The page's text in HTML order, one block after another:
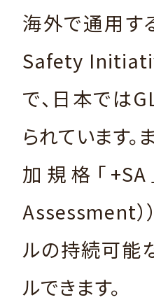
海外で通用す
Safety
で、日本では
られています
加規格「
Assessment）
ルの持続可能
ルできます。